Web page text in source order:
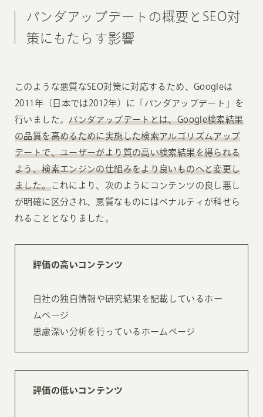
パンダアップデートの概要とSEO対
策にもたらす影響
このような悪質なSEO対策に対応するため、Googleは
2011年（日本では2012年）に「パンダアップデート」を
行いました。パンダアップデートとは、Google検索結果
の品質を高めるために実施した検索アルゴリズムアップ
デートで、ユーザーがより質の高い検索結果を得られる
よう、検索エンジンの仕組みをより良いものへと変更し
ました。これにより、次のようにコンテンツの良し悪し
が明確に区分され、悪質なものにはペナルティが科せら
れることとなりました。
評価の高いコンテンツ
自社の独自情報や研究結果を記載しているホー
ムページ
思慮深い分析を行っているホームページ
評価の低いコンテンツ